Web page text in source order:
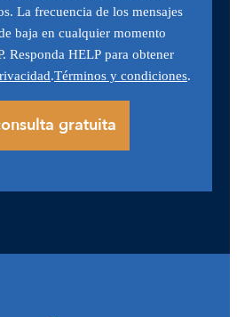
La frecuencia de los mensajes
baja en cualquier momento
Responda HELP para obtener
.Términos y condiciones.